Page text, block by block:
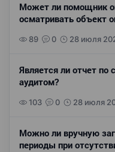
Может ли помощник
осматривать объект
89 0 28 июля
Является ли отчет по
аудитом?
103 0 28 июля
Можно ли вручную
периоды при